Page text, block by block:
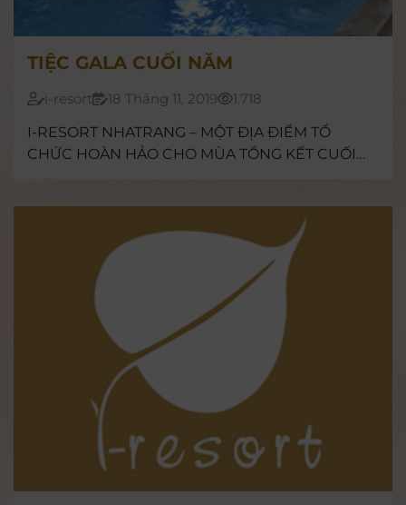
TIỆC GALA CUỐI NĂM
i-resort 18 Tháng 11, 2019
1.718
I-RESORT NHATRANG – MỘT ĐỊA ĐIỂM TỔ
CHỨC HOÀN HẢO CHO MÙA TỔNG KẾT CUỐI